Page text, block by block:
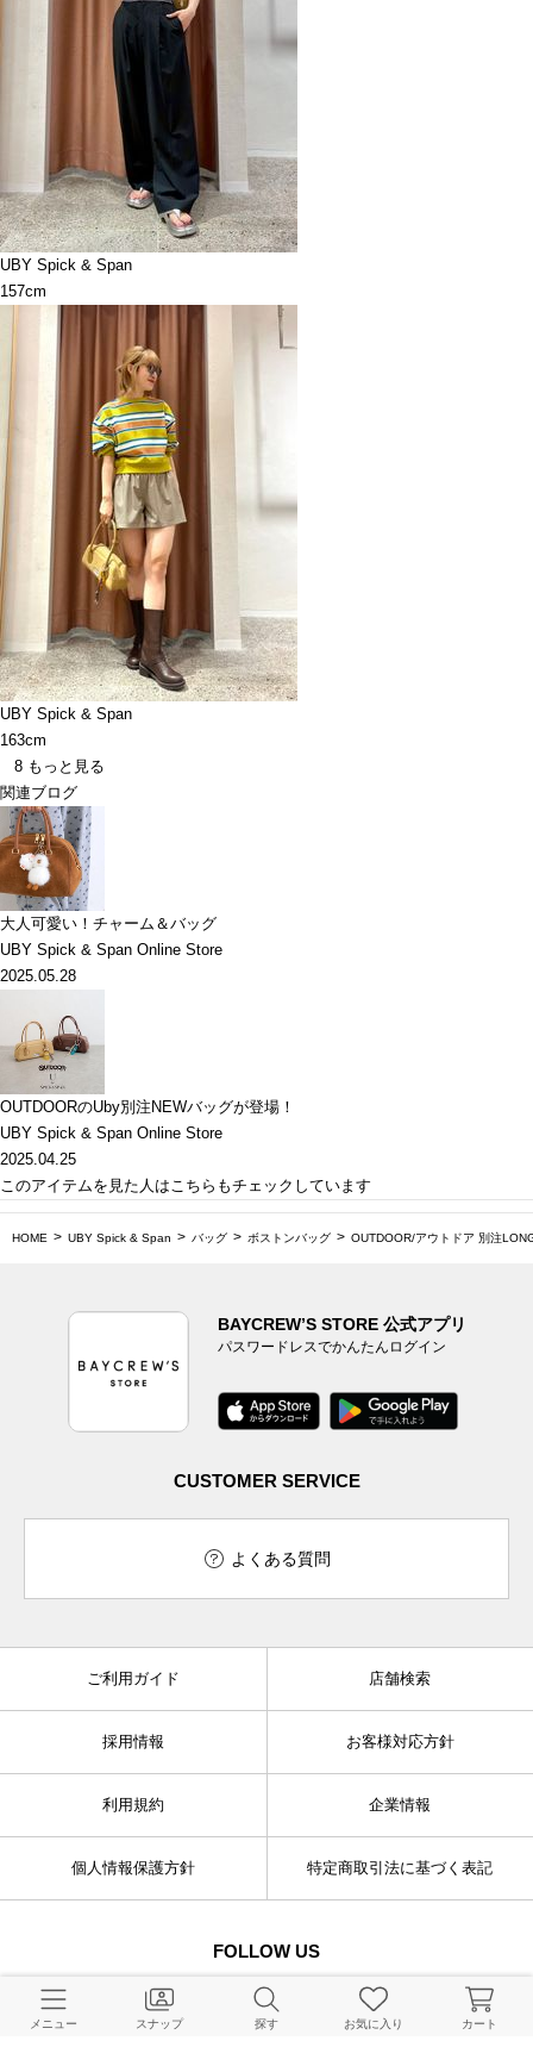
UBY Spick & Span
157cm
UBY Spick & Span
163cm
8 もっと見る
関連ブログ
大人可愛い！チャーム＆バッグ
UBY Spick & Span Online Store
2025.05.28
OUTDOORのUby別注NEWバッグが登場！
UBY Spick & Span Online Store
2025.04.25
このアイテムを見た人はこちらもチェックしています
HOME UBY Spick & Span バッグ ボストンバッグ OUTDOOR/アウトドア 別注
BAYCREW’S STORE 公式アプリ
パスワードレスでかんたんログイン
CUSTOMER SERVICE
よくある質問
ご利用ガイド 店舗検索
採用情報 お客様対応方針
利用規約 企業情報
個人情報保護方針 特定商取引法に基づく表記
FOLLOW US
メニュー スナップ 探す お気に入り カート